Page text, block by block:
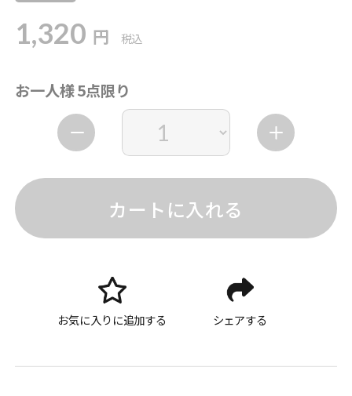
1,320 円 税込
お一人様 5点限り
カートに入れる
お気に入りに追加する シェアする